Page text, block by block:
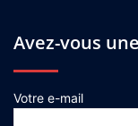
Avez-vous
Votre e-mail